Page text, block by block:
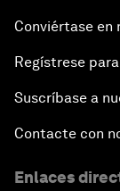
Conviértase en
Regístrese
Suscríbase a
Contacte con
Enlaces